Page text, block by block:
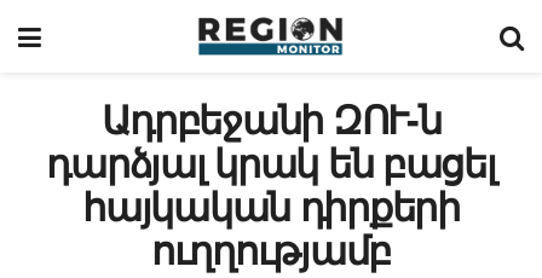
Ադրբեջանի ԶՈՒ-ն
դարձյալ կրակ են բացել
հայկական դիրքերի
ուղղությամբ